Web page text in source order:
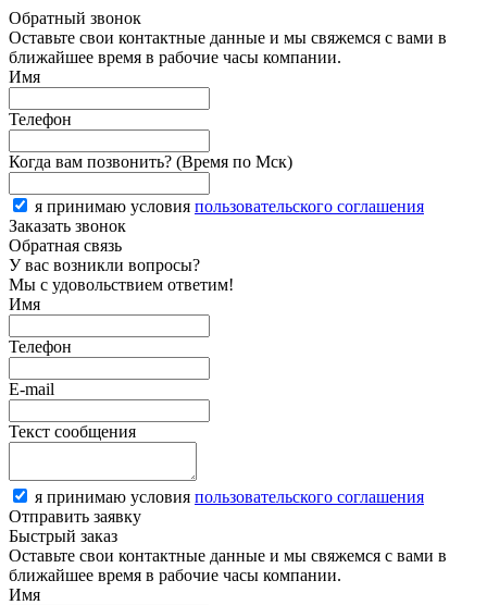
Обратный звонок
Оставьте свои контактные данные и мы свяжемся с вами в
ближайшее время в рабочие часы компании.
Имя
Телефон
Когда вам позвонить? (Время по Мск)
я принимаю условия пользовательского соглашения
Заказать звонок
Обратная связь
У вас возникли вопросы?
Мы с удовольствием ответим!
Имя
Телефон
E-mail
Текст сообщения
я принимаю условия пользовательского соглашения
Отправить заявку
Быстрый заказ
Оставьте свои контактные данные и мы свяжемся с вами в
ближайшее время в рабочие часы компании.
Имя